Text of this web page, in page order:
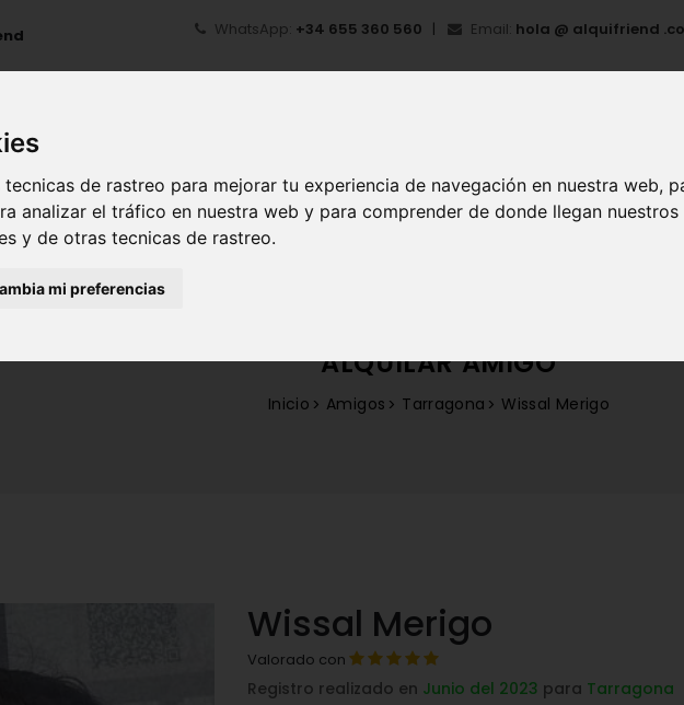
de rastreo para mejorar tu experiencia de navegación en nuestra web,
analizar el tráfico en nuestra web y para comprender de donde llegan
y de otras tecnicas de rastreo.
mi preferencias
WhatsApp: +34 655 360 560 Email: hola @ alquifriend
INICIO ¿QUÉ ES ALQUIFRIEND?
ALQUILAR AMIGO
Inicio Amigos Tarragona Wissal Merigo
Wissal Merigo
Valorado con
Registro realizado en Junio del 2023 para Tarragona